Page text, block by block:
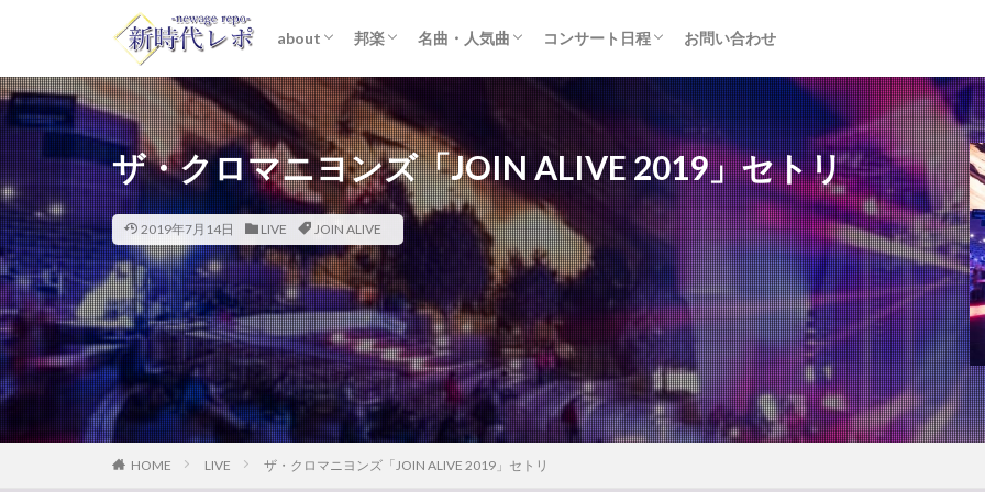
about
ライター紹介
プライバシーポリシー
免責事項
邦楽
STARTO ENTERTAINMENT (旧ジャニーズ)
女性アイドル
K-POP
洋楽
名曲・人気曲
おすすめアルバム
コンサート日程
セトリ・まとめ
ライブレポ
カード枠
お問い合わせ
ザ・クロマニヨンズ「JOIN ALIVE 2019」セトリ
2019年7月14日 LIVE JOIN ALIVE
HOME LIVE ザ・クロマニヨンズ「JOIN ALIVE 2019」セトリ